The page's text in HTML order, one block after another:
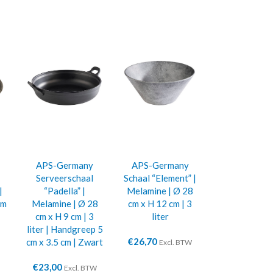
APS-Germany
Serveerschaal
“Padella” |
Melamine | Ø 28
cm x H 9 cm | 3
liter | Handgreep 5
cm x 3.5 cm | Zwart
€23,00 Excl. BTW
APS-Germany
Schaal “Element” |
Melamine | Ø 28
cm x H 12 cm | 3
liter
€26,70 Excl. BTW